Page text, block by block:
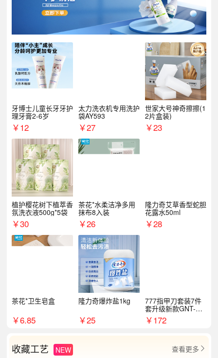
牙博士儿童长牙牙护
理牙膏2-6岁
￥12
太力洗衣机专用洗护
袋AY593
￥27
世家大号神奇擦擦(1
2片盒装)
￥23
植护樱花树下植萃香
氛洗衣液500g*5袋
￥30
茶花*水柔洁净多用
抹布8入装
￥26
隆力奇艾草香型蛇胆
花露水50ml
￥28
茶花*卫生皂盒
￥6.85
隆力奇爆炸盐1kg
￥25
777指甲刀套装7件
套升级新款GNT-PM
072
￥172
收藏工艺 NEW 查看更多 